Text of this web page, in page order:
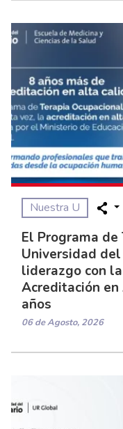
Nuestra U
El Programa
Universidad
liderazgo con
Acreditación
años
06 de Agosto, 2026